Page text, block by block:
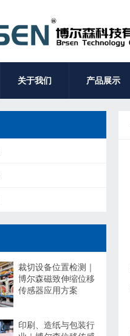
关于我们 产品展示
裁切设备位置检测｜
博尔森磁致伸缩位移
传感器应用方案
印刷、造纸与包装行